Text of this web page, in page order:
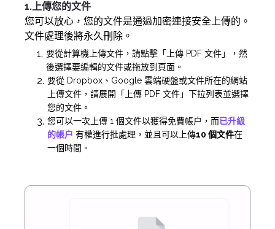
1.上傳您的文件
您可以放心，您的文件是通過加密連接安全上傳的。
文件處理後將永久刪除。
要從計算機上傳文件，請點擊「上傳 PDF 文件」，然
後選擇要編輯的文件或拖放到頁面。
要從 Dropbox、Google 雲端硬盤或文件所在的網站
上傳文件，請展開「上傳 PDF 文件」下拉列表並選擇
您的文件。
您可以一次上傳 1 個文件以獲得免費帳户，而已升級
的帳户 有權進行批處理，並且可以上傳10 個文件在
一個時間。